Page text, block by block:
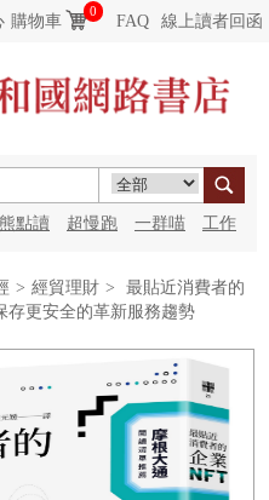
購物車
0
FAQ 線上讀者回函
點讀 超慢跑 一群喵 工作
> 經貿理財 >
最貼近消費者的
存更安全的革新服務趨勢